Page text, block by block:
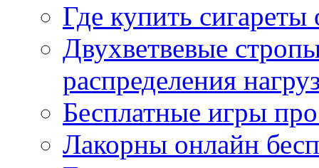
Где купить
Двухветвевые
распределения
Бесплатные игры
Лакорны онлайн